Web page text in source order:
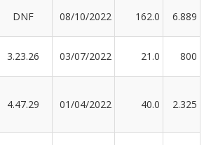
DNF 08/10/2022 162.0 6.889
3.23.26 03/07/2022 21.0 800
4.47.29 01/04/2022 40.0 2.325